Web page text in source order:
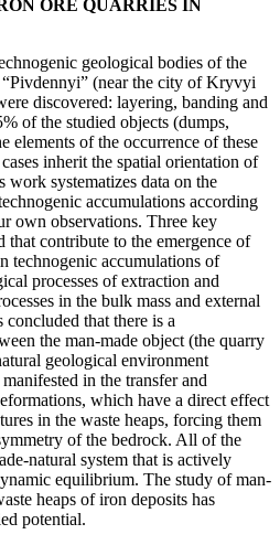
ORE QUARRIES IN
geological bodies of the
(near the city of Kryvyi
discovered: layering, banding and
of the studied objects (dumps,
elements of the occurrence of these
inherit the spatial orientation of
systematizes data on the
accumulations according
own observations. Three key
that contribute to the emergence of
technogenic accumulations of
processes of extraction and
in the bulk mass and external
that there is a
the man-made object (the quarry
geological environment
in the transfer and
which have a direct effect
in the waste heaps, forcing them
of the bedrock. All of the
natural system that is actively
equilibrium. The study of man-
heaps of iron deposits has
potential.